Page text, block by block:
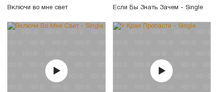
Включи во мне свет Если Бы Знать Зачем - Single